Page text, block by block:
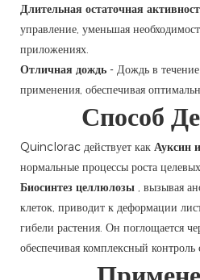
Длительная остаточная
управление, уменьшая
приложениях.
Отличная дождь - Дождь в
применения, обеспечивая
Способ
Quinclorac действует как Ауксин
нормальные процессы роста
Биосинтез целлюлозы , вызывая
клеток, приводит к деформации
гибели растения. Он поглощается
обеспечивая комплексный контроль